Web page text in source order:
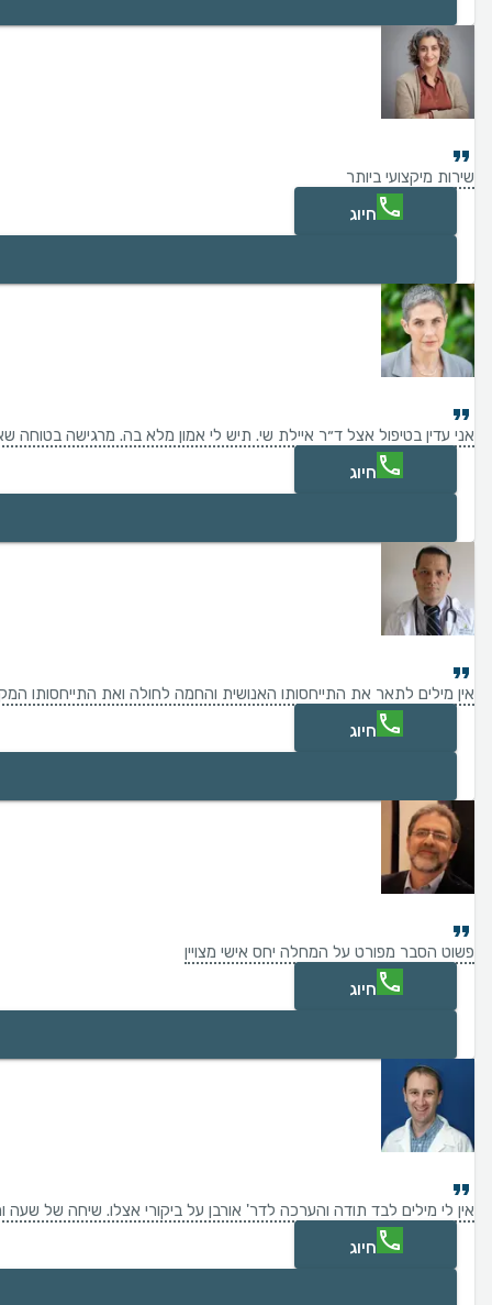
שירות מיקצועי ביותר
חיוג
אני עדין בטיפול אצל ד״ר איילת שי. תיש לי אמון מלא בה. מרגישה בטוחה
חיוג
אין מילים לתאר את התייחסותו האנושית והחמה לחולה ואת התייחסותו
חיוג
פשוט הסבר מפורט על המחלה יחס אישי מצויין
חיוג
אין לי מילים לבד תודה והערכה לדר' אורבן על ביקורי אצלו. שיחה של
חיוג